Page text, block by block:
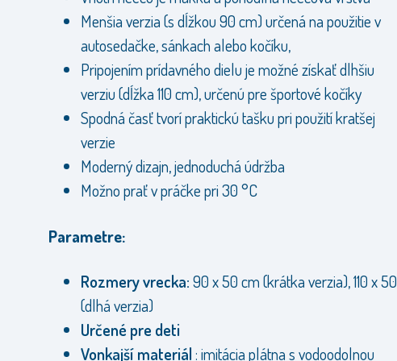
Menšia verzia (s dĺžkou 90 cm) určená na použitie v
autosedačke, sánkach alebo kočíku,
Pripojením prídavného dielu je možné získať dlhšiu
verziu (dĺžka 110 cm), určenú pre športové kočíky
Spodná časť tvorí praktickú tašku pri použití kratšej
verzie
Moderný dizajn, jednoduchá údržba
Možno prať v práčke pri 30 °C
Parametre:
Rozmery vrecka:90 x 50 cm (krátka verzia), 110 x 50
(dlhá verzia)
Určené pre deti
Vonkajší materiál: imitácia plátna s vodoodolnou